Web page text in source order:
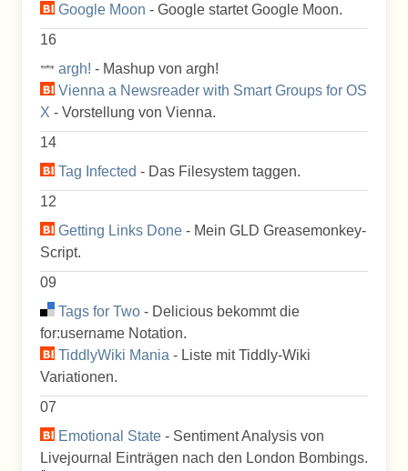
Google Moon - Google startet Google Moon.
16
argh! - Mashup von argh!
Vienna a Newsreader with Smart Groups for OS
X - Vorstellung von Vienna.
14
Tag Infected - Das Filesystem taggen.
12
Getting Links Done - Mein GLD Greasemonkey-
Script.
09
Tags for Two - Delicious bekommt die
for:username Notation.
TiddlyWiki Mania - Liste mit Tiddly-Wiki
Variationen.
07
Emotional State - Sentiment Analysis von
Livejournal Einträgen nach den London Bombings.